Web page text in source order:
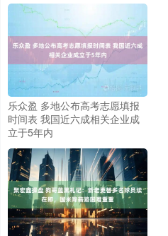
乐众盈 多地公布高考志愿填报
时间表 我国近六成相关企业成
立于5年内